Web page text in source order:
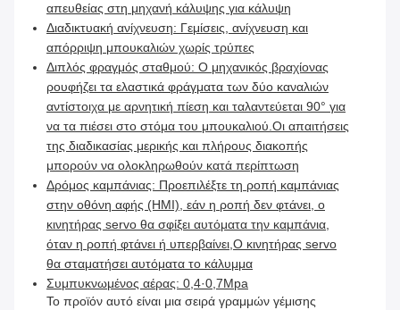
απευθείας στη μηχανή κάλυψης για κάλυψη
Διαδικτυακή ανίχνευση: Γεμίσεις, ανίχνευση και
απόρριψη μπουκαλιών χωρίς τρύπες
Διπλός φραγμός σταθμού: Ο μηχανικός βραχίονας
ρουφήζει τα ελαστικά φράγματα των δύο καναλιών
αντίστοιχα με αρνητική πίεση και ταλαντεύεται 90° για
να τα πιέσει στο στόμα του μπουκαλιού.Οι απαιτήσεις
της διαδικασίας μερικής και πλήρους διακοπής
μπορούν να ολοκληρωθούν κατά περίπτωση
Δρόμος καμπάνιας: Προεπιλέξτε τη ροπή καμπάνιας
στην οθόνη αφής (HMI), εάν η ροπή δεν φτάνει, ο
κινητήρας servo θα σφίξει αυτόματα την καμπάνια,
όταν η ροπή φτάνει ή υπερβαίνει,Ο κινητήρας servo
θα σταματήσει αυτόματα το κάλυμμα
Συμπυκνωμένος αέρας: 0,4·0,7Mpa
Το προϊόν αυτό είναι μια σειρά γραμμών γέμισης